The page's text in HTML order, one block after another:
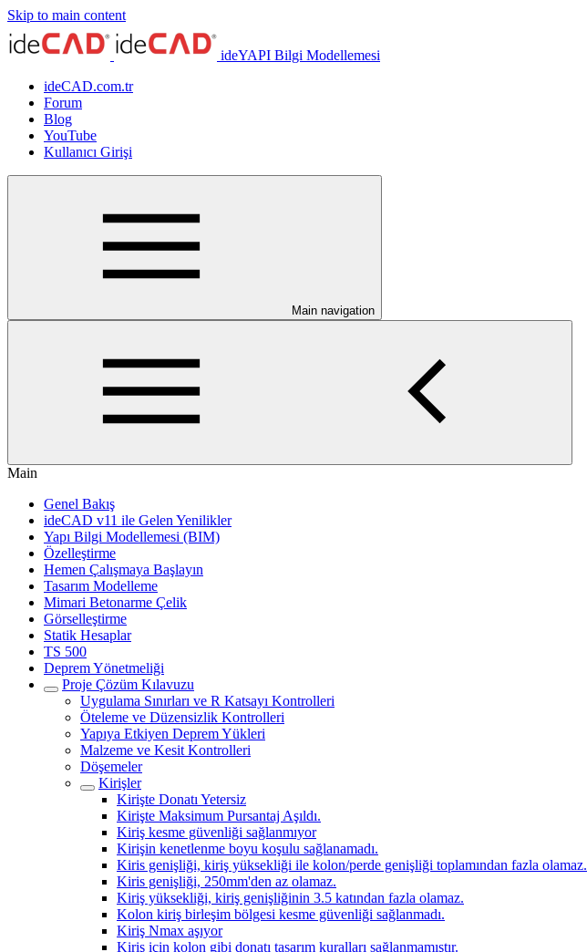
Skip to main content
ideYAPI Bilgi Modellemesi
ideCAD.com.tr
Forum
Blog
YouTube
Kullanıcı Girişi
Main navigation
Main
Genel Bakış
ideCAD v11 ile Gelen Yenilikler
Yapı Bilgi Modellemesi (BIM)
Özelleştirme
Hemen Çalışmaya Başlayın
Tasarım Modelleme
Mimari Betonarme Çelik
Görselleştirme
Statik Hesaplar
TS 500
Deprem Yönetmeliği
Proje Çözüm Kılavuzu
Uygulama Sınırları ve R Katsayı Kontrolleri
Öteleme ve Düzensizlik Kontrolleri
Yapıya Etkiyen Deprem Yükleri
Malzeme ve Kesit Kontrolleri
Döşemeler
Kirişler
Kirişte Donatı Yetersiz
Kirişte Maksimum Pursantaj Aşıldı.
Kiriş kesme güvenliği sağlanmıyor
Kirişin kenetlenme boyu koşulu sağlanamadı.
Kiris genişliği, kiriş yüksekliği ile kolon/perde genişliği toplamından fazla olamaz.
Kiris genişliği, 250mm'den az olamaz.
Kiriş yüksekliği, kiriş genişliğinin 3.5 katından fazla olamaz.
Kolon kiriş birleşim bölgesi kesme güvenliği sağlanmadı.
Kiriş Nmax aşıyor
Kiriş için kolon gibi donatı tasarım kuralları sağlanmamıştır.